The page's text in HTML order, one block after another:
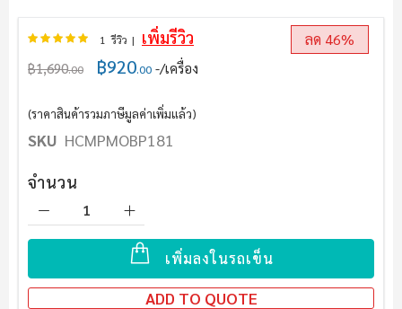
อันดับ: 100
% of100
1 รีวิว เพิ่มรีวิว
฿1,690.00 ฿920.00 /เครื่อง
ลด 46%
(ราคาสินค้ารวมภาษีมูลค่าเพิ่มแล้ว)
SKU HCMPMOBP181
จำนวน
เพิ่มลงในรถเข็น
ADD TO QUOTE